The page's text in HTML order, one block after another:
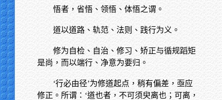
悟者，省悟、领悟、体悟之谓。
道以道路、轨范、法则、践行为义。
修为自检、自治、修习、矫正与循规蹈矩
是尚，而以端行、净意为要归。
‘行必由径’为修道起点，稍有偏差，亟应
修正。所谓：‘道也者，不可须臾离也；可离，